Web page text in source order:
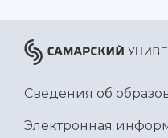
Сведения об
Электронная